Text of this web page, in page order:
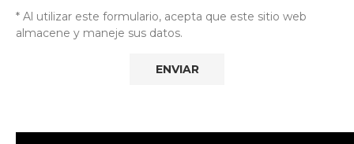
* Al utilizar este formulario, acepta que este sitio web
almacene y maneje sus datos.